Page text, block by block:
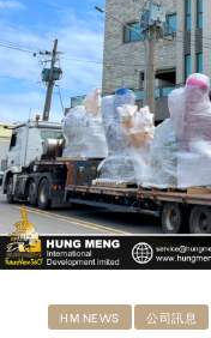
HM NEWS 公司訊息